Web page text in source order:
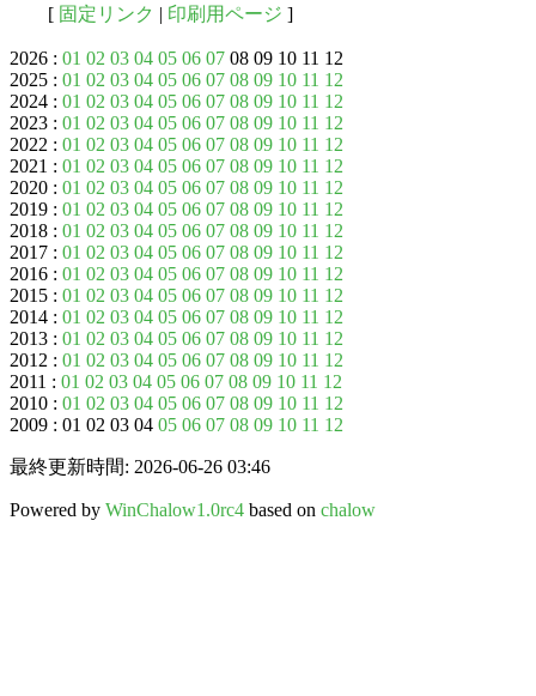
[ 固定リンク | 印刷用ページ ]
2026 : 01 02 03 04 05 06 07 08 09 10 11 12
2025 : 01 02 03 04 05 06 07 08 09 10 11 12
2024 : 01 02 03 04 05 06 07 08 09 10 11 12
2023 : 01 02 03 04 05 06 07 08 09 10 11 12
2022 : 01 02 03 04 05 06 07 08 09 10 11 12
2021 : 01 02 03 04 05 06 07 08 09 10 11 12
2020 : 01 02 03 04 05 06 07 08 09 10 11 12
2019 : 01 02 03 04 05 06 07 08 09 10 11 12
2018 : 01 02 03 04 05 06 07 08 09 10 11 12
2017 : 01 02 03 04 05 06 07 08 09 10 11 12
2016 : 01 02 03 04 05 06 07 08 09 10 11 12
2015 : 01 02 03 04 05 06 07 08 09 10 11 12
2014 : 01 02 03 04 05 06 07 08 09 10 11 12
2013 : 01 02 03 04 05 06 07 08 09 10 11 12
2012 : 01 02 03 04 05 06 07 08 09 10 11 12
2011 : 01 02 03 04 05 06 07 08 09 10 11 12
2010 : 01 02 03 04 05 06 07 08 09 10 11 12
2009 : 01 02 03 04 05 06 07 08 09 10 11 12
最終更新時間: 2026-06-26 03:46
Powered by WinChalow1.0rc4 based on chalow